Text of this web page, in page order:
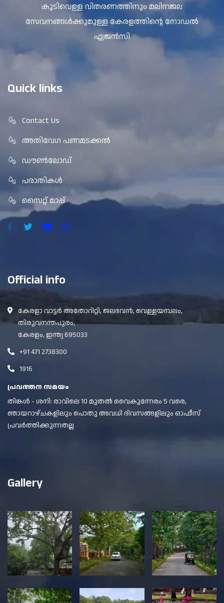
കുടിവെള്ള വിതരണത്തിനും മലിനജല
സേവനങ്ങൾക്കുമുള്ള കേരളത്തിന്റെ നോഡൽ
ഏജൻസി
Quick links
Contact Us
അതിവേഗ പണമടക്കൽ
ഡൗൺലോഡ്
പരാതികൾ
സൈറ്റ് മാപ്പ്
Official info
കേരളാ വാട്ടർ അതോറിറ്റി, ജലഭവൻ, വെള്ളയമ്പലം,
തിരുവനന്തപുരം,
കേരളം, ഇന്ത്യ 695033
+91 471 2738300
1916
പ്രവത്തന സമയം
തിങ്കൾ - ശനി: രാവിലെ 10 മുതൽ വൈകുന്നേരം 5 വരെ,
ഞായറാഴ്ചകളിലും പൊതു അവധി ദിവസങ്ങളിലും ഓഫീസ്
പ്രവർത്തിക്കുന്നതല്ല
Gallery